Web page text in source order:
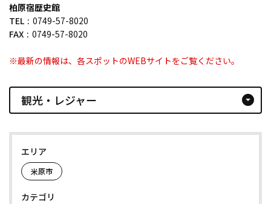
柏原宿歴史館
TEL
0749-57-8020
FAX
0749-57-8020
※最新の情報は、各スポットのWEBサイトをご覧ください。
観光・レジャー arrow_drop_down_circle
エリア
米原市
カテゴリ